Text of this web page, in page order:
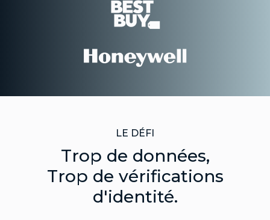
LE DÉFI
Trop de données,
Trop de vérifications
d'identité.